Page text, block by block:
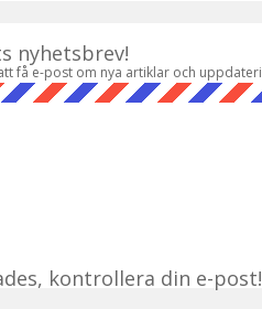
nyhetsbrev!
få e-post om nya artiklar och
kontrollera din e-post!